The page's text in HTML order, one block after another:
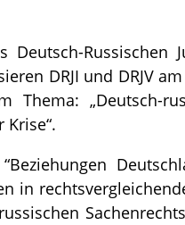
Deutsch-Russischen
DRJI und DRJV
Thema: „Deutsch-
in